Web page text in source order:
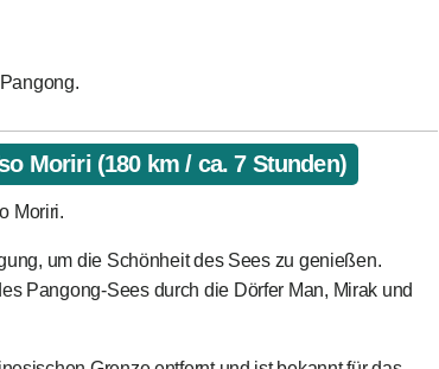
Moriri (180 km / ca. 7 Stunden)
Moriri.
um die Schönheit des Sees zu genießen.
Pangong-Sees durch die Dörfer Man, Mirak und